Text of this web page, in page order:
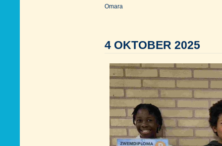
Omara
4 OKTOBER 2025